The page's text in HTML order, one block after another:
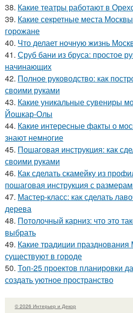
38. Какие театры работают в
39. Какие секретные места
горожане
40. Что делает ночную жизнь
41. Сруб бани из бруса: простое
начинающих
42. Полное руководство: как
своими руками
43. Какие уникальные сувениры
Йошкар-Олы
44. Какие интересные факты о
знают немногие
45. Пошаговая инструкция: как
своими руками
46. Как сделать скамейку из
пошаговая инструкция с
47. Мастер-класс: как сделать
дерева
48. Потолочный карниз: что это
выбрать
49. Какие традиции
существуют в городе
50. Топ-25 проектов планировки
создать уютное пространство
© 2026 Интерьер и Декор